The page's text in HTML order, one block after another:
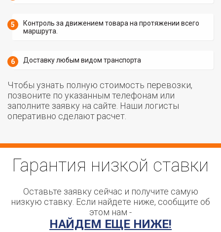
Контроль за движением товара на протяжении всего
маршрута.
Доставку любым видом транспорта
Чтобы узнать полную стоимость перевозки,
позвоните по указанным телефонам или
заполните заявку на сайте. Наши логисты
оперативно сделают расчет.
Гарантия низкой ставки
Оставьте заявку сейчас и получите самую
низкую ставку. Если найдете ниже, сообщите об
этом нам -
НАЙДЕМ ЕЩЕ НИЖЕ!